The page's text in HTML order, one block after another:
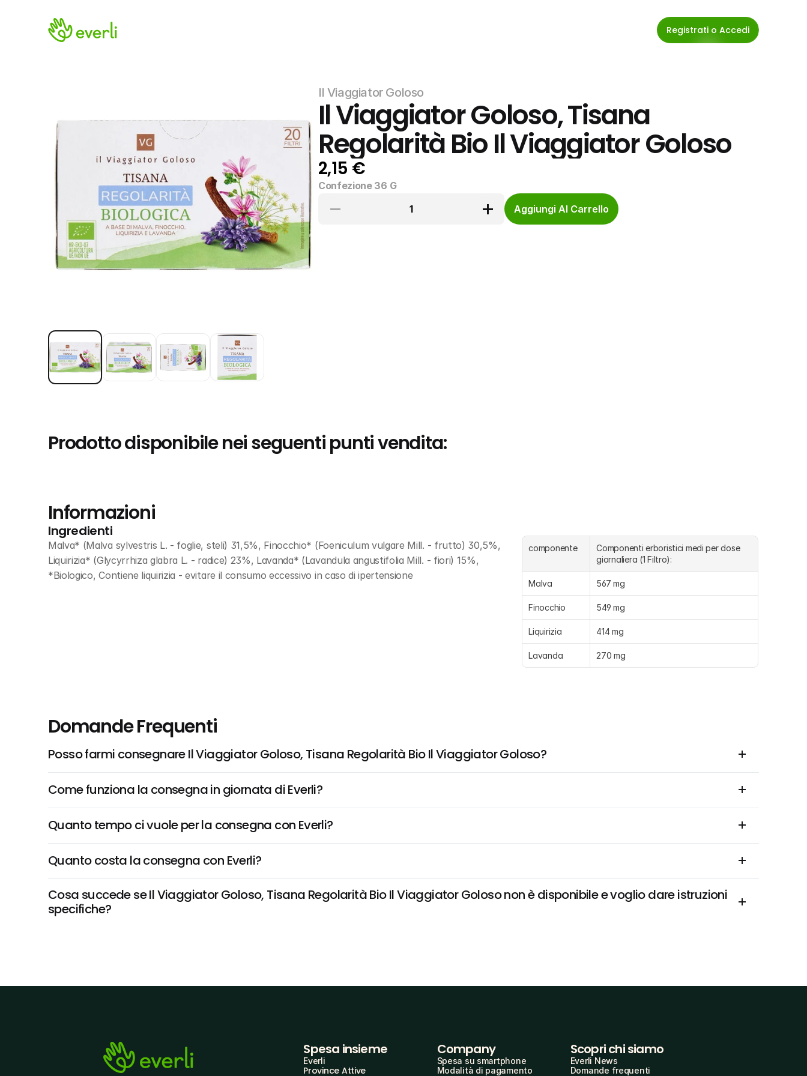
Registrati o Accedi
Il Viaggiator Goloso
Il Viaggiator Goloso, Tisana
Regolarità Bio Il Viaggiator Goloso
2,15 €
Confezione 36 G
1
Aggiungi Al Carrello
Prodotto disponibile nei seguenti punti vendita:
Informazioni
Ingredienti
Malva* (Malva sylvestris L. - foglie, steli) 31,5%, Finocchio* (Foeniculum vulgare Mill. - frutto) 30,5%,
Liquirizia* (Glycyrrhiza glabra L. - radice) 23%, Lavanda* (Lavandula angustifolia Mill. - fiori) 15%,
*Biologico, Contiene liquirizia - evitare il consumo eccessivo in caso di ipertensione
componente
Componenti erboristici medi per dose
giornaliera (1 Filtro):
Malva 567 mg
Finocchio 549 mg
Liquirizia 414 mg
Lavanda 270 mg
Domande Frequenti
Posso farmi consegnare Il Viaggiator Goloso, Tisana Regolarità Bio Il Viaggiator Goloso?
Come funziona la consegna in giornata di Everli?
Quanto tempo ci vuole per la consegna con Everli?
Quanto costa la consegna con Everli?
Cosa succede se Il Viaggiator Goloso, Tisana Regolarità Bio Il Viaggiator Goloso non è disponibile e voglio dare istruzioni
specifiche?
Spesa insieme
Everli
Province Attive
Company
Spesa su smartphone
Modalità di pagamento
Scopri chi siamo
Everli News
Domande frequenti